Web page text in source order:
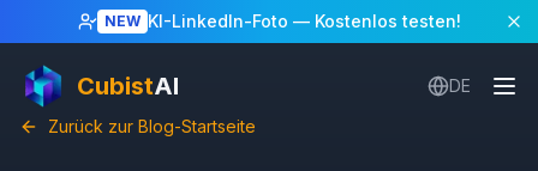
NEW KI-LinkedIn-Foto — Kostenlos testen!
CubistAI
DE
Zurück zur Blog-Startseite